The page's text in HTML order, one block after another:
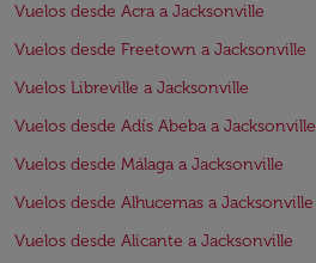
Vuelos desde Acra a Jacksonville
Vuelos desde Freetown a Jacksonville
Vuelos Libreville a Jacksonville
Vuelos desde Adís Abeba a Jacksonville
Vuelos desde Málaga a Jacksonville
Vuelos desde Alhucemas a Jacksonville
Vuelos desde Alicante a Jacksonville